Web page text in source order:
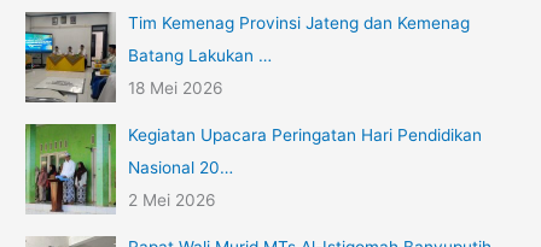
Tim Kemenag Provinsi Jateng dan Kemenag
Batang Lakukan …
18 Mei 2026
Kegiatan Upacara Peringatan Hari Pendidikan
Nasional 20…
2 Mei 2026